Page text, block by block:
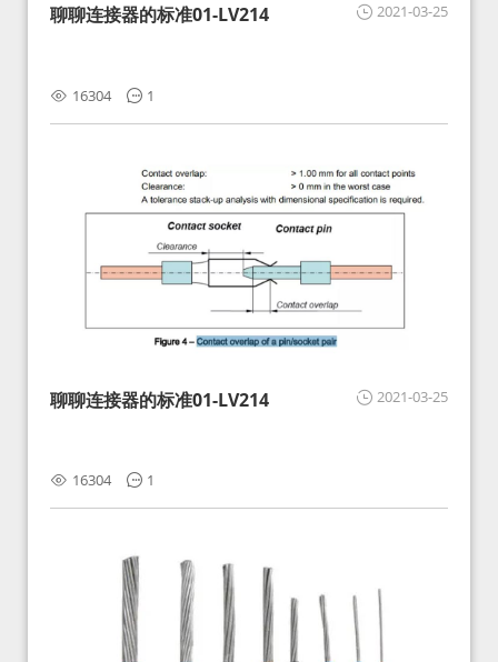
2021-03-25
聊聊连接器的标准01-LV214
16304 1
2021-03-25
聊聊连接器的标准01-LV214
16304 1